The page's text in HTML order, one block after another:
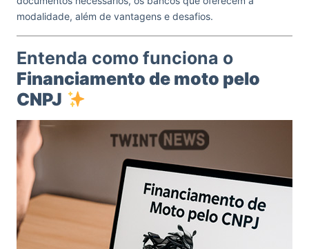
modalidade, além de vantagens e desafios.
Entenda como funciona o
Financiamento de moto pelo
CNPJ